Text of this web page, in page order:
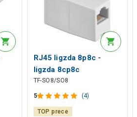
RJ45 ligzda 8p8c -
ligzda 8cp8c
TF-SO8/SO8
5 (4)
TOP prece